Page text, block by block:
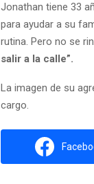
Jonathan tiene 33
para ayudar a su
rutina. Pero no se
salir a la calle”.
La imagen de su
cargo.